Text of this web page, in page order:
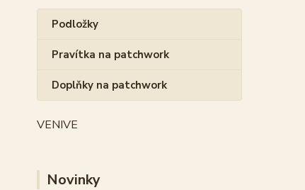
Podložky
Pravítka na patchwork
Doplňky na patchwork
VENIVE
Novinky